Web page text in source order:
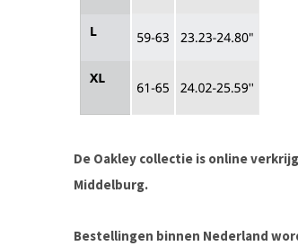
De Oakley collectie is online
Middelburg.
Bestellingen binnen Nederland